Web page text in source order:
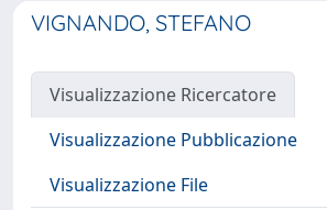
VIGNANDO, STEFANO
Visualizzazione Ricercatore
Visualizzazione Pubblicazione
Visualizzazione File